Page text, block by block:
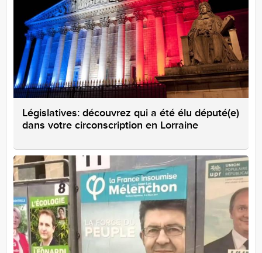
Législatives: découvrez qui a été élu député(e)
dans votre circonscription en Lorraine